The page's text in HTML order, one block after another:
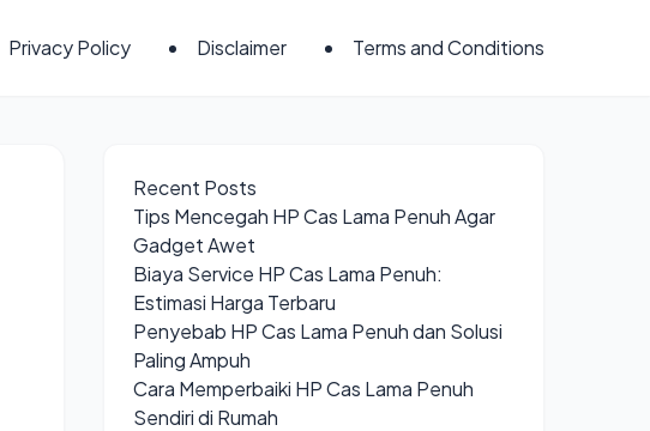
Privacy Policy Disclaimer Terms and Conditions
Recent Posts
Tips Mencegah HP Cas Lama Penuh Agar
Gadget Awet
Biaya Service HP Cas Lama Penuh:
Estimasi Harga Terbaru
Penyebab HP Cas Lama Penuh dan Solusi
Paling Ampuh
Cara Memperbaiki HP Cas Lama Penuh
Sendiri di Rumah